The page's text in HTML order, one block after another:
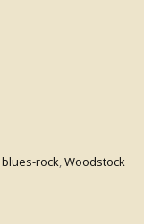
blues-rock,Woodstock